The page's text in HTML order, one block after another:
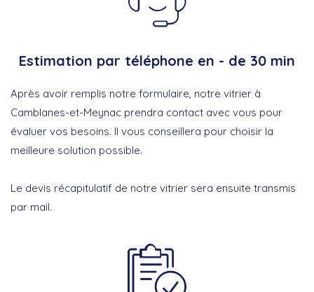
Estimation par téléphone en - de 30 min
Après avoir remplis notre formulaire, notre vitrier à
Camblanes-et-Meynac prendra contact avec vous pour
évaluer vos besoins. Il vous conseillera pour choisir la
meilleure solution possible.
Le devis récapitulatif de notre vitrier sera ensuite transmis
par mail.